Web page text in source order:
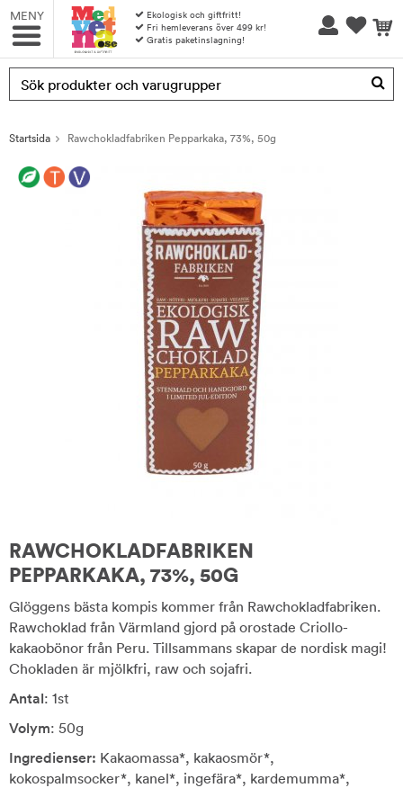
MENY
Ekologisk och giftfritt!
Fri hemleverans över 499 kr!
Gratis paketinslagning!
Produkten har blivit tillagd i varukorgen
Startsida Rawchokladfabriken Pepparkaka, 73%, 50g
RAWCHOKLADFABRIKEN
PEPPARKAKA, 73%, 50G
Glöggens bästa kompis kommer från Rawchokladfabriken.
Rawchoklad från Värmland gjord på orostade Criollo-
kakaobönor från Peru. Tillsammans skapar de nordisk magi!
Chokladen är mjölkfri, raw och sojafri.
Antal: 1st
Volym: 50g
Ingredienser: Kakaomassa*, kakaosmör*,
kokospalmsocker*, kanel*, ingefära*, kardemumma*,